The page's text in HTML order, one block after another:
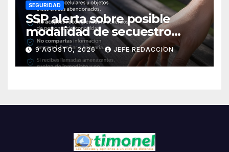
SEGURIDAD
SSP alerta sobre posible
modalidad de secuestro
virtual
9 AGOSTO, 2026 JEFE REDACCION